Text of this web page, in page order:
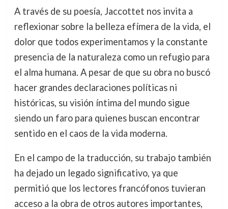
A través de su poesía, Jaccottet nos invita a
reflexionar sobre la belleza efímera de la vida, el
dolor que todos experimentamos y la constante
presencia de la naturaleza como un refugio para
el alma humana. A pesar de que su obra no buscó
hacer grandes declaraciones políticas ni
históricas, su visión íntima del mundo sigue
siendo un faro para quienes buscan encontrar
sentido en el caos de la vida moderna.
En el campo de la traducción, su trabajo también
ha dejado un legado significativo, ya que
permitió que los lectores francófonos tuvieran
acceso a la obra de otros autores importantes,